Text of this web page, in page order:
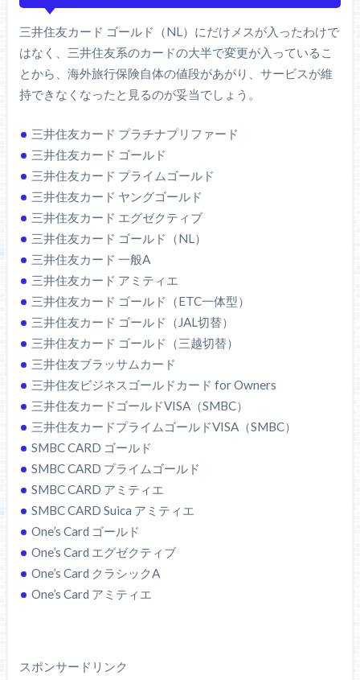
三井住友カード ゴールド（NL）にだけメスが入ったわけで
はなく、三井住友系のカードの大半で変更が入っているこ
とから、海外旅行保険自体の値段があがり、サービスが維
持できなくなったと見るのが妥当でしょう。
三井住友カード プラチナプリファード
三井住友カード ゴールド
三井住友カード プライムゴールド
三井住友カード ヤングゴールド
三井住友カード エグゼクティブ
三井住友カード ゴールド（NL）
三井住友カード 一般A
三井住友カード アミティエ
三井住友カード ゴールド（ETC一体型）
三井住友カード ゴールド（JAL切替）
三井住友カード ゴールド（三越切替）
三井住友ブラッサムカード
三井住友ビジネスゴールドカード for Owners
三井住友カードゴールドVISA（SMBC）
三井住友カードプライムゴールドVISA（SMBC）
SMBC CARD ゴールド
SMBC CARD プライムゴールド
SMBC CARD アミティエ
SMBC CARD Suica アミティエ
One’s Card ゴールド
One’s Card エグゼクティブ
One’s Card クラシックA
One’s Card アミティエ
スポンサードリンク